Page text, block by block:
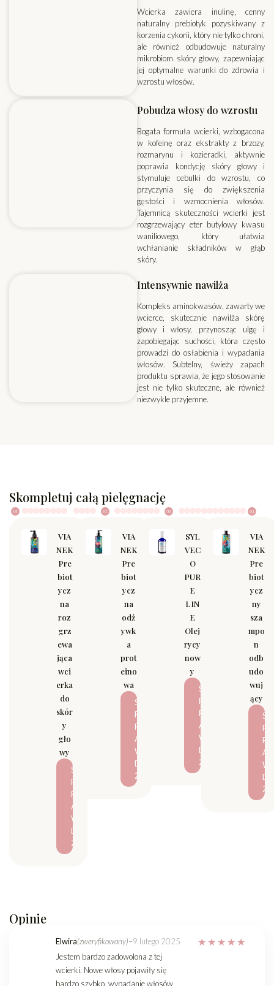
Wcierka zawiera inulinę, cenny
naturalny prebiotyk pozyskiwany z
korzenia cykorii, który nie tylko chroni,
ale również odbudowuje naturalny
mikrobiom skóry głowy, zapewniając
jej optymalne warunki do zdrowia i
wzrostu włosów.
Pobudza włosy do wzrostu
Bogata formuła wcierki, wzbogacona
w kofeinę oraz ekstrakty z brzozy,
rozmarynu i kozieradki, aktywnie
poprawia kondycję skóry głowy i
stymuluje cebulki do wzrostu, co
przyczynia się do zwiększenia
gęstości i wzmocnienia włosów.
Tajemnicą skuteczności wcierki jest
rozgrzewający eter butylowy kwasu
waniliowego, który ułatwia
wchłanianie składników w głąb
skóry.
Intensywnie nawilża
Kompleks aminokwasów, zawarty we
wcierce, skutecznie nawilża skórę
głowy i włosy, przynosząc ulgę i
zapobiegając suchości, która często
prowadzi do osłabienia i wypadania
włosów. Subtelny, świeży zapach
produktu sprawia, że jego stosowanie
jest nie tylko skuteczne, ale również
niezwykle przyjemne.
Skompletuj całą pielęgnację
VIA
NEK
Pre
biot
ycz
na
roz
grz
ewa
jąca
wci
erka
do
skór
y
gło
wy
S
P
R
A
W
D
Ź
VIA
NEK
Pre
biot
ycz
na
odż
ywk
a
prot
eino
wa
S
P
R
A
W
D
Ź
SYL
VEC
O
PUR
E
LIN
E
Olej
rycy
now
y
S
P
R
A
W
D
Ź
VIA
NEK
Pre
biot
ycz
ny
sza
mpo
n
odb
udo
wuj
ący
S
P
R
A
W
D
Ź
Opinie
Elwira(zweryfikowany)–9 lutego 2025
Jestem bardzo zadowolona z tej
wcierki. Nowe włosy pojawiły się
bardzo szybko, wypadanie włosów